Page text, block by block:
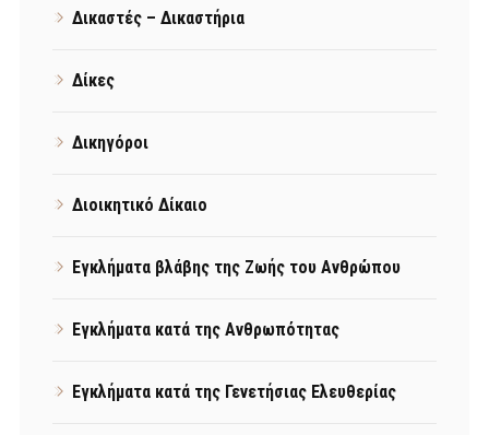
Δικαστές – Δικαστήρια
Δίκες
Δικηγόροι
Διοικητικό Δίκαιο
Εγκλήματα βλάβης της Ζωής του Ανθρώπου
Εγκλήματα κατά της Ανθρωπότητας
Εγκλήματα κατά της Γενετήσιας Ελευθερίας